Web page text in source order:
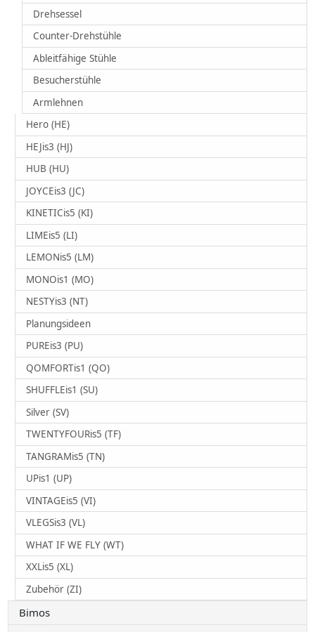
Drehsessel
Counter-Drehstühle
Ableitfähige Stühle
Besucherstühle
Armlehnen
Hero (HE)
HEJis3 (HJ)
HUB (HU)
JOYCEis3 (JC)
KINETICis5 (KI)
LIMEis5 (LI)
LEMONis5 (LM)
MONOis1 (MO)
NESTYis3 (NT)
Planungsideen
PUREis3 (PU)
QOMFORTis1 (QO)
SHUFFLEis1 (SU)
Silver (SV)
TWENTYFOURis5 (TF)
TANGRAMis5 (TN)
UPis1 (UP)
VINTAGEis5 (VI)
VLEGSis3 (VL)
WHAT IF WE FLY (WT)
XXLis5 (XL)
Zubehör (ZI)
Bimos